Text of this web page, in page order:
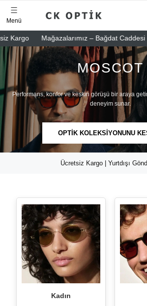
Mağazalarımız – Bağdat Caddesi 1 -
Menü
MOSCOT
Performans, konfor ve keskin görüşü bir araya
deneyim sunar.
OPTİK KOLEKSİYONUNU
Ücretsiz Kargo | Yurtdışı
Kadın